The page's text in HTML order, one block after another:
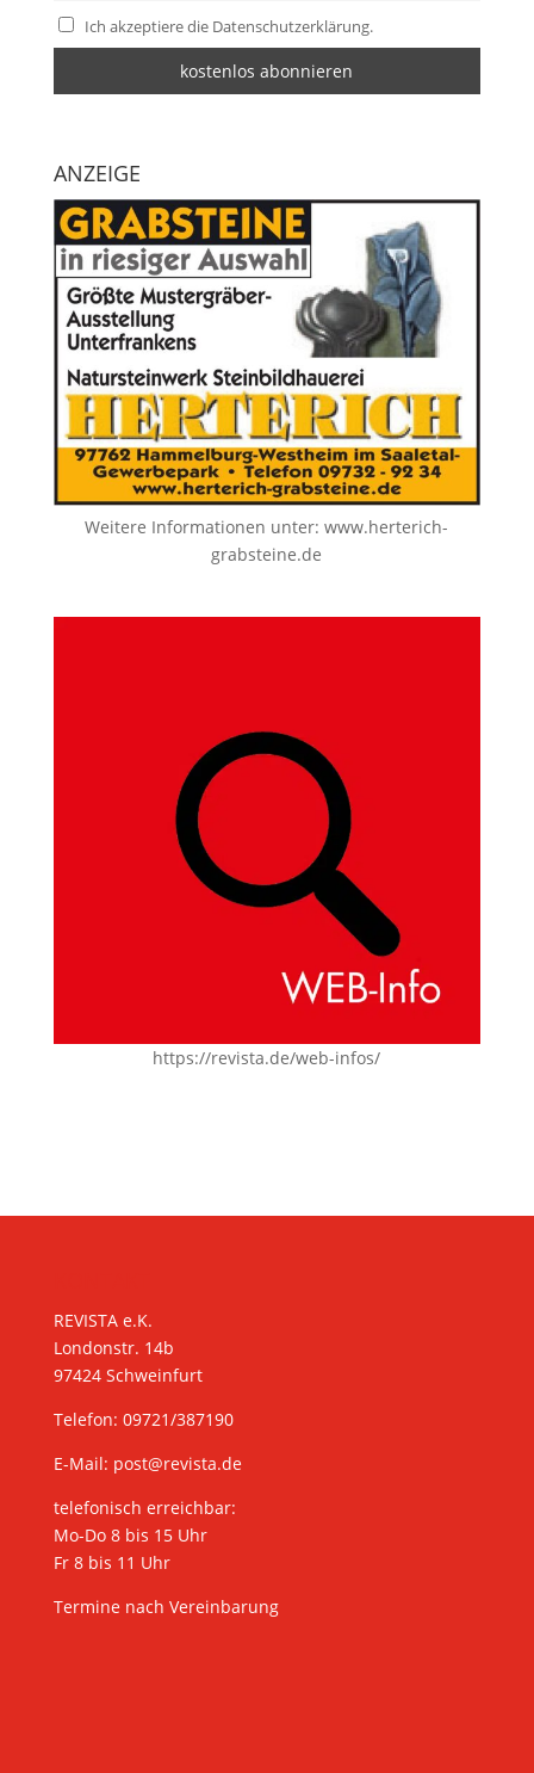
Ich akzeptiere die Datenschutzerklärung.
ANZEIGE
Weitere Informationen unter:www.herterich-
grabsteine.de
https://revista.de/web-infos/
REVISTA e.K.
Londonstr. 14b
97424 Schweinfurt
Telefon: 09721/387190
E-Mail: post@revista.de
telefonisch erreichbar:
Mo-Do 8 bis 15 Uhr
Fr 8 bis 11 Uhr
Termine nach Vereinbarung